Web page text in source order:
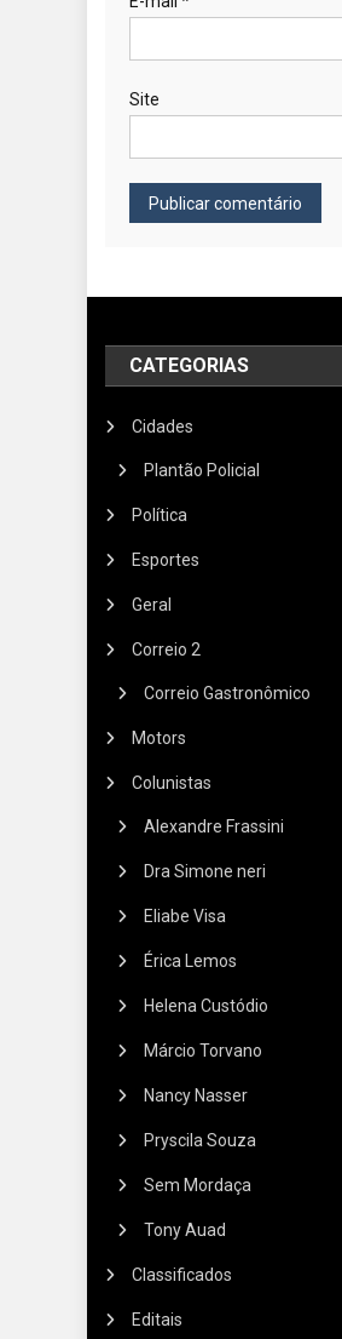
Site
CATEGORIAS
Cidades
Plantão Policial
Política
Esportes
Geral
Correio 2
Correio Gastronômico
Motors
Colunistas
Alexandre Frassini
Dra Simone neri
Eliabe Visa
Érica Lemos
Helena Custódio
Márcio Torvano
Nancy Nasser
Pryscila Souza
Sem Mordaça
Tony Auad
Classificados
Editais